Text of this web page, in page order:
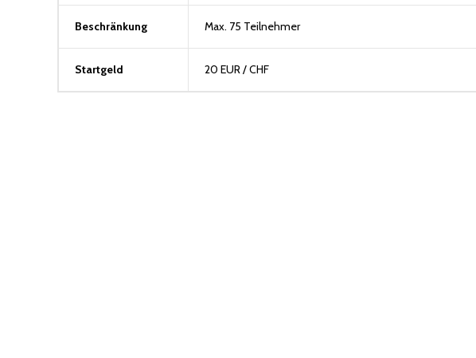
Beschränkung Max. 75 Teilnehmer
Startgeld 20 EUR / CHF